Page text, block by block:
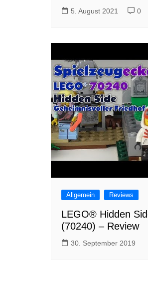
5. August 2021 0
Allgemein Reviews
LEGO® Hidden
(70240) – Review
30. September 2019